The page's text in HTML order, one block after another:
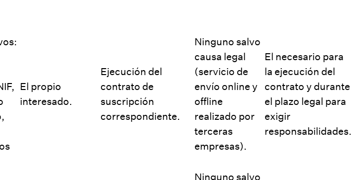
El propio
interesado.
Ejecución del
contrato de
suscripción
correspondiente.
Ninguno salvo
causa legal
(servicio de
envío online y
offline
realizado por
terceras
empresas).
El necesario para
la ejecución del
contrato y durante
el plazo legal para
exigir
responsabilidades.
Ninguno salvo